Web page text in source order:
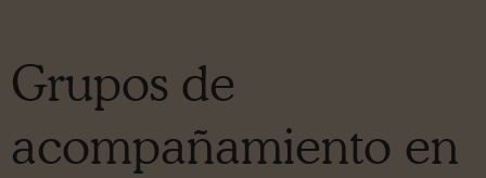
Grupos de
acompañamiento en